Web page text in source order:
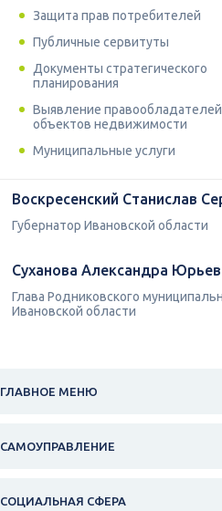
Защита прав потребителей
Публичные сервитуты
Документы стратегического
планирования
Выявление правообладателей
объектов недвижимости
Муниципальные услуги
Воскресенский Станислав
Губернатор Ивановской области
Суханова Александра
Глава Родниковского
Ивановской области
ГЛАВНОЕ МЕНЮ
САМОУПРАВЛЕНИЕ
СОЦИАЛЬНАЯ СФЕРА